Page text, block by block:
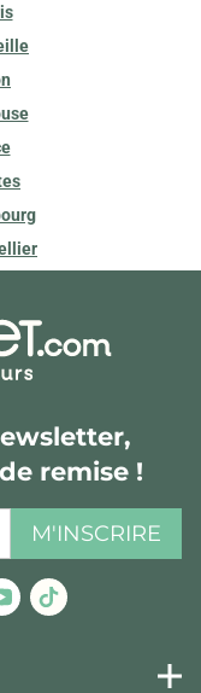
remise !
M'INSCRIRE